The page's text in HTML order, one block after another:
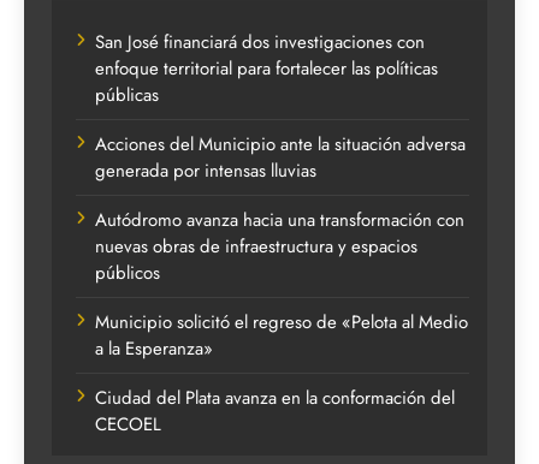
San José financiará dos investigaciones con
enfoque territorial para fortalecer las políticas
públicas
Acciones del Municipio ante la situación adversa
generada por intensas lluvias
Autódromo avanza hacia una transformación con
nuevas obras de infraestructura y espacios
públicos
Municipio solicitó el regreso de «Pelota al Medio
a la Esperanza»
Ciudad del Plata avanza en la conformación del
CECOEL